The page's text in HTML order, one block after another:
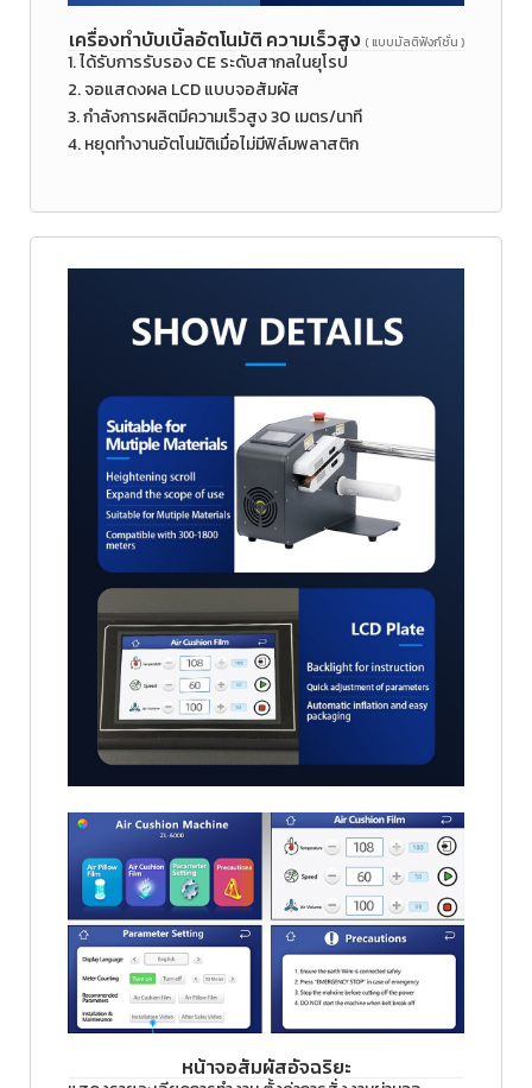
เครื่องทำบับเบิ้ลอัตโนมัติ ความเร็วสูง ( แบบมัลติฟังก์ชั่น )
1. ได้รับการรับรอง CE ระดับสากลในยุโรป
2. จอแสดงผล LCD แบบจอสัมผัส
3. กำลังการผลิตมีความเร็วสูง 30 เมตร/นาที
4. หยุดทำงานอัตโนมัติเมื่อไม่มีฟิล์มพลาสติก
หน้าจอสัมผัสอัจฉริยะ